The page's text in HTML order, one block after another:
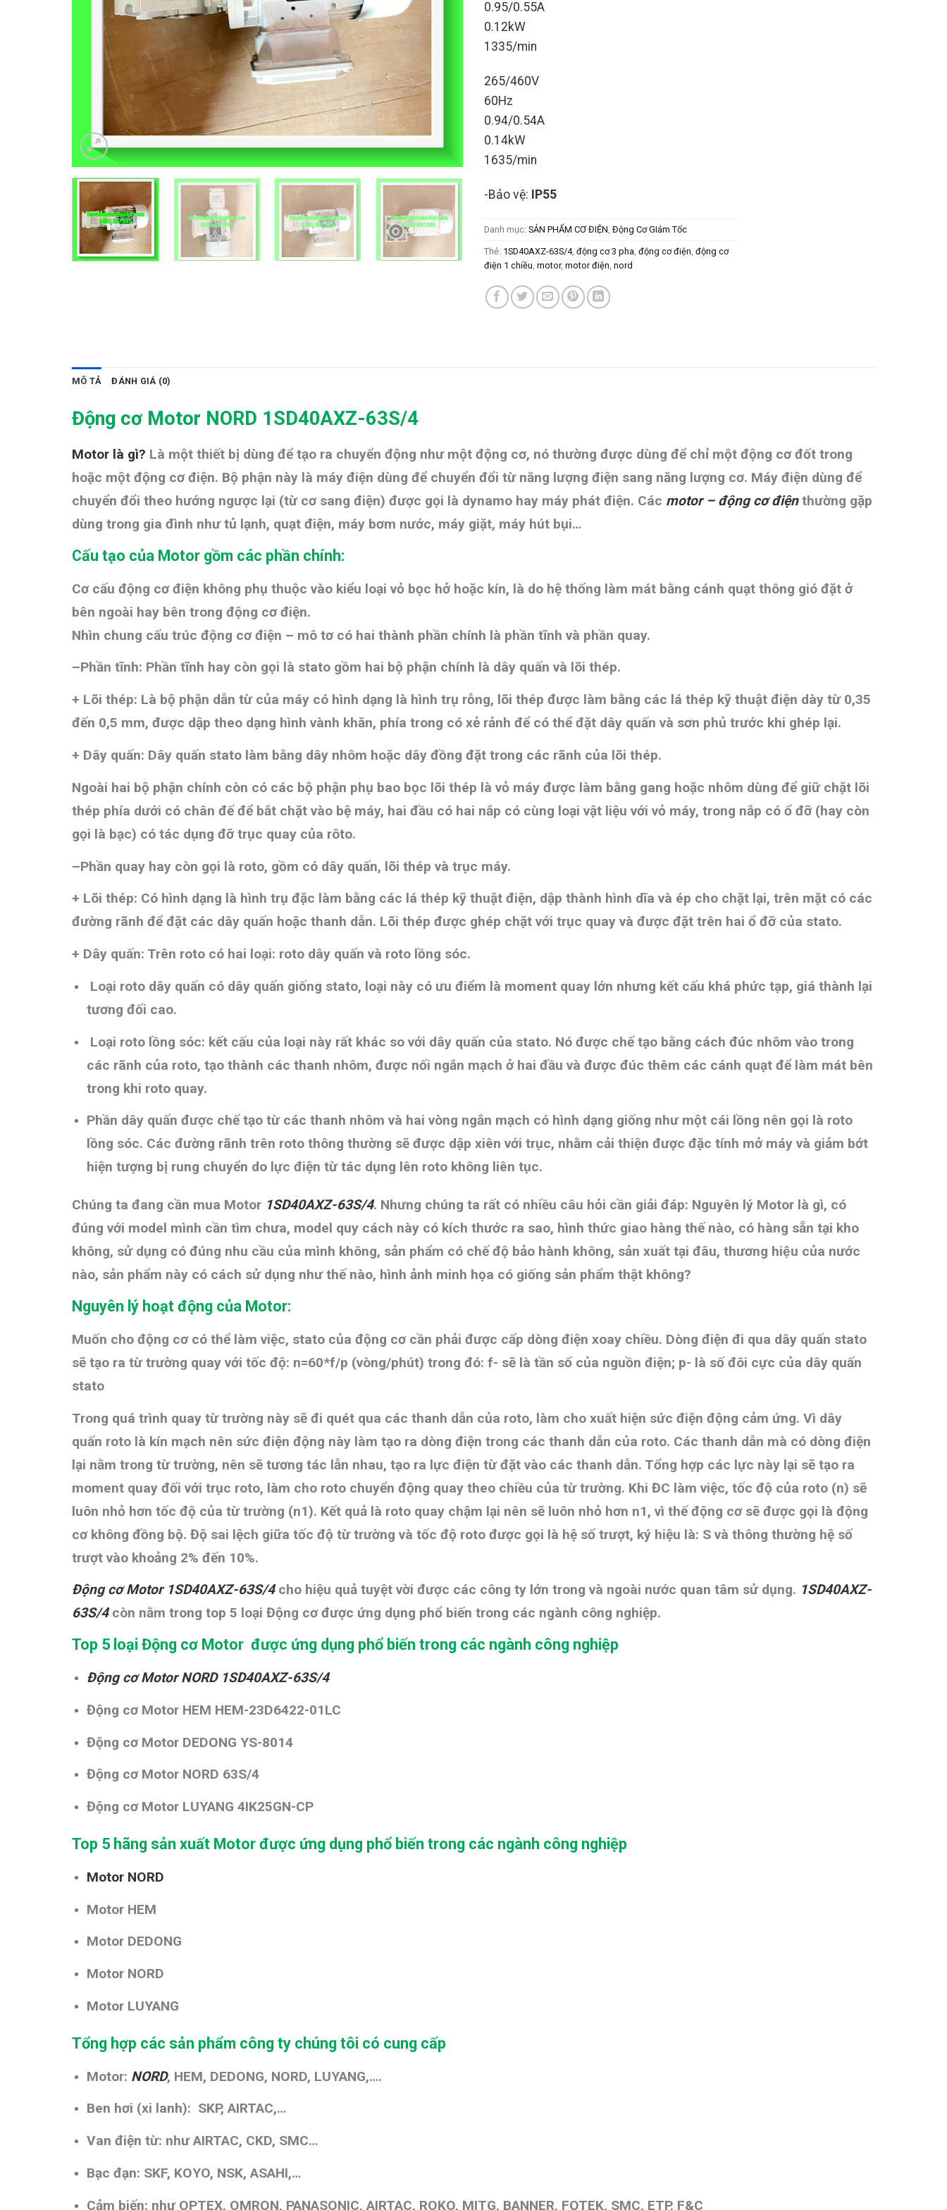
0.95/0.55A
0.12kW
1335/min
265/460V
60Hz
0.94/0.54A
0.14kW
1635/min
-Bảo vệ: IP55
Danh mục: SẢN PHẨM CƠ ĐIỆN, Động Cơ GIảm Tốc
Thẻ: 1SD40AXZ-63S/4, động cơ 3 pha, động cơ điện, động cơ
điện 1 chiều, motor, motor điện, nord
MÔ TẢ ĐÁNH GIÁ (0)
Động cơ Motor NORD 1SD40AXZ-63S/4
Motor là gì? Là một thiết bị dùng để tạo ra chuyển động như một động cơ, nó thường được dùng để chỉ một động cơ đốt trong
hoặc một động cơ điện. Bộ phận này là máy điện dùng để chuyển đổi từ năng lượng điện sang năng lượng cơ. Máy điện dùng để
chuyển đổi theo hướng ngược lại (từ cơ sang điện) được gọi là dynamo hay máy phát điện. Các motor – động cơ điệnthường gặp
dùng trong gia đình như tủ lạnh, quạt điện, máy bơm nước, máy giặt, máy hút bụi…
Cấu tạo của Motor gồm các phần chính:
Cơ cấu động cơ điện không phụ thuộc vào kiểu loại vỏ bọc hở hoặc kín, là do hệ thống làm mát bằng cánh quạt thông gió đặt ở
bên ngoài hay bên trong động cơ điện.
Nhìn chung cấu trúc động cơ điện – mô tơ có hai thành phần chính là phần tĩnh và phần quay.
–Phần tĩnh: Phần tĩnh hay còn gọi là stato gồm hai bộ phận chính là dây quấn và lõi thép.
+ Lõi thép: Là bộ phận dẫn từ của máy có hình dạng là hình trụ rỗng, lõi thép được làm bằng các lá thép kỹ thuật điện dày từ 0,35
đến 0,5 mm, được dập theo dạng hình vành khăn, phía trong có xẻ rảnh để có thể đặt dây quấn và sơn phủ trước khi ghép lại.
+ Dây quấn: Dây quấn stato làm bằng dây nhôm hoặc dây đồng đặt trong các rãnh của lõi thép.
Ngoài hai bộ phận chính còn có các bộ phận phụ bao bọc lõi thép là vỏ máy được làm bằng gang hoặc nhôm dùng để giữ chặt lõi
thép phía dưới có chân đế để bắt chặt vào bệ máy, hai đầu có hai nắp có cùng loại vật liệu với vỏ máy, trong nắp có ổ đỡ (hay còn
gọi là bạc) có tác dụng đỡ trục quay của rôto.
–Phần quay hay còn gọi là roto, gồm có dây quấn, lõi thép và trục máy.
+ Lõi thép: Có hình dạng là hình trụ đặc làm bằng các lá thép kỹ thuật điện, dập thành hình dĩa và ép cho chặt lại, trên mặt có các
đường rãnh để đặt các dây quấn hoặc thanh dẫn. Lõi thép được ghép chặt với trục quay và được đặt trên hai ổ đỡ của stato.
+ Dây quấn: Trên roto có hai loại: roto dây quấn và roto lồng sóc.
Loại roto dây quấn có dây quấn giống stato, loại này có ưu điểm là moment quay lớn nhưng kết cấu khá phức tạp, giá thành lại
tương đối cao.
Loại roto lồng sóc: kết cấu của loại này rất khác so với dây quấn của stato. Nó được chế tạo bằng cách đúc nhôm vào trong
các rãnh của roto, tạo thành các thanh nhôm, được nối ngắn mạch ở hai đầu và được đúc thêm các cánh quạt để làm mát bên
trong khi roto quay.
Phần dây quấn được chế tạo từ các thanh nhôm và hai vòng ngắn mạch có hình dạng giống như một cái lồng nên gọi là roto
lồng sóc. Các đường rãnh trên roto thông thường sẽ được dập xiên với trục, nhằm cải thiện được đặc tính mở máy và giảm bớt
hiện tượng bị rung chuyển do lực điện từ tác dụng lên roto không liên tục.
Chúng ta đang cần mua Motor 1SD40AXZ-63S/4. Nhưng chúng ta rất có nhiều câu hỏi cần giải đáp: Nguyên lý Motor là gì, có
đúng với model mình cần tìm chưa, model quy cách này có kích thước ra sao, hình thức giao hàng thế nào, có hàng sẵn tại kho
không, sử dụng có đúng nhu cầu của mình không, sản phẩm có chế độ bảo hành không, sản xuất tại đâu, thương hiệu của nước
nào, sản phẩm này có cách sử dụng như thế nào, hình ảnh minh họa có giống sản phẩm thật không?
Nguyên lý hoạt động của Motor:
Muốn cho động cơ có thể làm việc, stato của động cơ cần phải được cấp dòng điện xoay chiều. Dòng điện đi qua dây quấn stato
sẽ tạo ra từ trường quay với tốc độ: n=60*f/p (vòng/phút) trong đó: f- sẽ là tần số của nguồn điện; p- là số đôi cực của dây quấn
stato
Trong quá trình quay từ trường này sẽ đi quét qua các thanh dẫn của roto, làm cho xuất hiện sức điện động cảm ứng. Vì dây
quấn roto là kín mạch nên sức điện động này làm tạo ra dòng điện trong các thanh dẫn của roto. Các thanh dẫn mà có dòng điện
lại nằm trong từ trường, nên sẽ tương tác lẫn nhau, tạo ra lực điện từ đặt vào các thanh dẫn. Tổng hợp các lực này lại sẽ tạo ra
moment quay đối với trục roto, làm cho roto chuyển động quay theo chiều của từ trường. Khi ĐC làm việc, tốc độ của roto (n) sẽ
luôn nhỏ hơn tốc độ của từ trường (n1). Kết quả là roto quay chậm lại nên sẽ luôn nhỏ hơn n1, vì thế động cơ sẽ được gọi là động
cơ không đồng bộ. Độ sai lệch giữa tốc độ từ trường và tốc độ roto được gọi là hệ số trượt, ký hiệu là: S và thông thường hệ số
trượt vào khoảng 2% đến 10%.
Động cơ Motor 1SD40AXZ-63S/4cho hiệu quả tuyệt vời được các công ty lớn trong và ngoài nước quan tâm sử dụng. 1SD40AXZ-
63S/4 còn nằm trong top 5 loại Động cơ được ứng dụng phổ biến trong các ngành công nghiệp.
Top 5 loại Động cơ Motor được ứng dụng phổ biến trong các ngành công nghiệp
Động cơ Motor NORD 1SD40AXZ-63S/4
Động cơ Motor HEM HEM-23D6422-01LC
Động cơ Motor DEDONG YS-8014
Động cơ Motor NORD 63S/4
Động cơ Motor LUYANG 4IK25GN-CP
Top 5 hãng sản xuất Motor được ứng dụng phổ biến trong các ngành công nghiệp
Motor NORD
Motor HEM
Motor DEDONG
Motor NORD
Motor LUYANG
Tổng hợp các sản phẩm công ty chúng tôi có cung cấp
Motor: NORD, HEM, DEDONG, NORD, LUYANG,….
Ben hơi (xi lanh): SKP, AIRTAC,…
Van điện từ: như AIRTAC, CKD, SMC…
Bạc đạn: SKF, KOYO, NSK, ASAHI,…
Cảm biến: như OPTEX, OMRON, PANASONIC, AIRTAC, ROKO, MITG, BANNER, FOTEK, SMC, ETP, F&C